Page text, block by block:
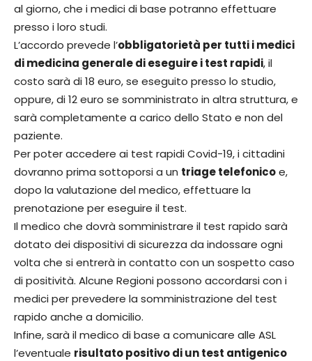
al giorno, che i medici di base potranno effettuare
presso i loro studi.
L’accordo prevede l’obbligatorietà per tutti i medici
di medicina generale di eseguire i test rapidi, il
costo sarà di 18 euro, se eseguito presso lo studio,
oppure, di 12 euro se somministrato in altra struttura, e
sarà completamente a carico dello Stato e non del
paziente.
Per poter accedere ai test rapidi Covid-19, i cittadini
dovranno prima sottoporsi a un triage telefonicoe,
dopo la valutazione del medico, effettuare la
prenotazione per eseguire il test.
Il medico che dovrà somministrare il test rapido sarà
dotato dei dispositivi di sicurezza da indossare ogni
volta che si entrerà in contatto con un sospetto caso
di positività. Alcune Regioni possono accordarsi con i
medici per prevedere la somministrazione del test
rapido anche a domicilio.
Infine, sarà il medico di base a comunicare alle ASL
l’eventuale risultato positivo di un test antigenico